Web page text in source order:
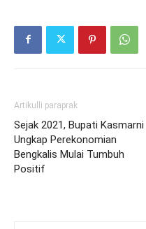
Artikulli paraprak
Sejak 2021, Bupati Kasmarni
Ungkap Perekonomian
Bengkalis Mulai Tumbuh
Positif